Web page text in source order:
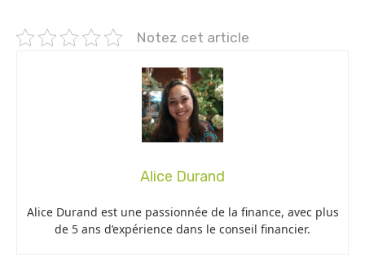
Notez cet article
Alice Durand
Alice Durand est une passionnée de la finance, avec plus
de 5 ans d’expérience dans le conseil financier.